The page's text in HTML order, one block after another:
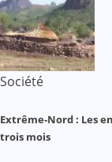
Société
Extrême-Nord : Les
trois mois